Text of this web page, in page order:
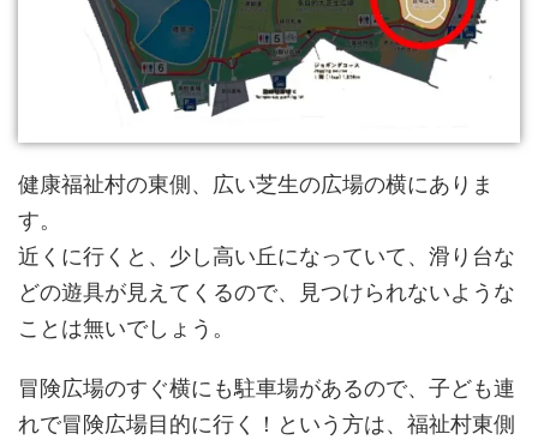
健康福祉村の東側、広い芝生の広場の横にありま
す。
近くに行くと、少し高い丘になっていて、滑り台な
どの遊具が見えてくるので、見つけられないような
ことは無いでしょう。
冒険広場のすぐ横にも駐車場があるので、子ども連
れで冒険広場目的に行く！という方は、福祉村東側